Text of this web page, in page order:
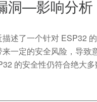
洞—影响分析
述了一个针对 ESP32
一定的安全风险，导致
的安全性仍符合绝大